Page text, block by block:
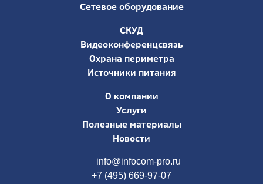
Сетевое оборудование
СКУД
Видеоконференцсвязь
Охрана периметра
Источники питания
О компании
Услуги
Полезные материалы
Новости
info@infocom-pro.ru
+7 (495) 669-97-07